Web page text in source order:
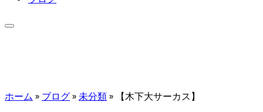
ホーム » ブログ»未分類» 【木下大サーカス】